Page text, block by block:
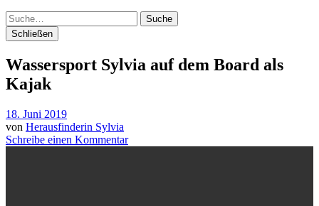
Suche
Schließen
Wassersport Sylvia auf dem Board als
Kajak
18. Juni 2019
von Herausfinderin Sylvia
Schreibe einen Kommentar